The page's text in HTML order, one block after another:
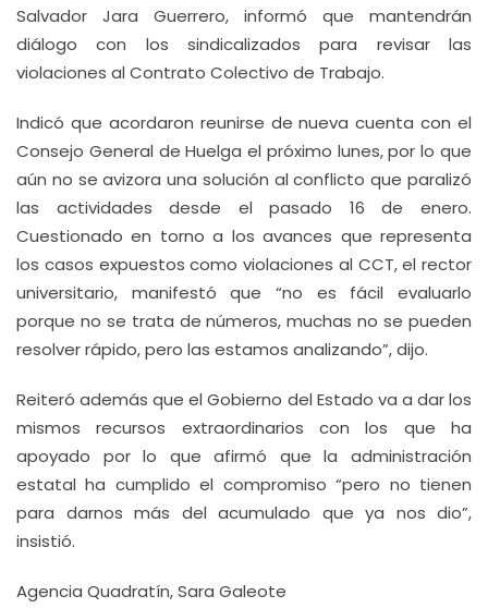
Salvador Jara Guerrero, informó que mantendrán
diálogo con los sindicalizados para revisar las
violaciones al Contrato Colectivo de Trabajo.
Indicó que acordaron reunirse de nueva cuenta con el
Consejo General de Huelga el próximo lunes, por lo que
aún no se avizora una solución al conflicto que paralizó
las actividades desde el pasado 16 de enero.
Cuestionado en torno a los avances que representa
los casos expuestos como violaciones al CCT, el rector
universitario, manifestó que “no es fácil evaluarlo
porque no se trata de números, muchas no se pueden
resolver rápido, pero las estamos analizando”, dijo.
Reiteró además que el Gobierno del Estado va a dar los
mismos recursos extraordinarios con los que ha
apoyado por lo que afirmó que la administración
estatal ha cumplido el compromiso “pero no tienen
para darnos más del acumulado que ya nos dio”,
insistió.
Agencia Quadratín, Sara Galeote